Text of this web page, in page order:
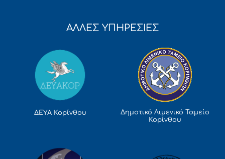
ΑΛΛΕΣ ΥΠΗΡΕΣΙΕΣ
ΔΕΥΑ Κορίνθου
Δημοτικό Λιμενικό Ταμείο
Κορίνθου